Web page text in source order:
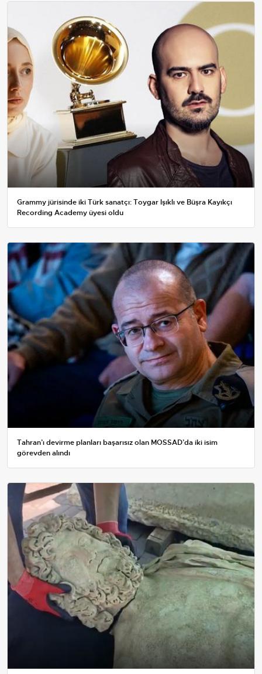
Grammy jürisinde iki Türk sanatçı: Toygar Işıklı ve Büşra Kayıkçı
Recording Academy üyesi oldu
Tahran’ı devirme planları başarısız olan MOSSAD’da iki isim
görevden alındı